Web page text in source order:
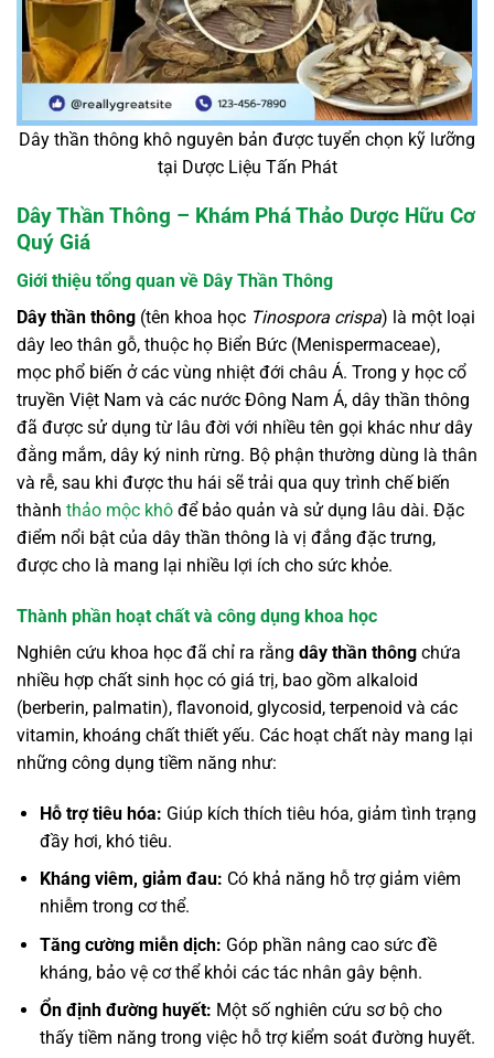
Dây thần thông khô nguyên bản được tuyển chọn kỹ lưỡng
tại Dược Liệu Tấn Phát
Dây Thần Thông – Khám Phá Thảo Dược Hữu Cơ
Quý Giá
Giới thiệu tổng quan về Dây Thần Thông
Dây thần thông (tên khoa học Tinospora crispa) là một loại
dây leo thân gỗ, thuộc họ Biển Bức (Menispermaceae),
mọc phổ biến ở các vùng nhiệt đới châu Á. Trong y học cổ
truyền Việt Nam và các nước Đông Nam Á, dây thần thông
đã được sử dụng từ lâu đời với nhiều tên gọi khác như dây
đằng mắm, dây ký ninh rừng. Bộ phận thường dùng là thân
và rễ, sau khi được thu hái sẽ trải qua quy trình chế biến
thành thảo mộc khô để bảo quản và sử dụng lâu dài. Đặc
điểm nổi bật của dây thần thông là vị đắng đặc trưng,
được cho là mang lại nhiều lợi ích cho sức khỏe.
Thành phần hoạt chất và công dụng khoa học
Nghiên cứu khoa học đã chỉ ra rằng dây thần thông chứa
nhiều hợp chất sinh học có giá trị, bao gồm alkaloid
(berberin, palmatin), flavonoid, glycosid, terpenoid và các
vitamin, khoáng chất thiết yếu. Các hoạt chất này mang lại
những công dụng tiềm năng như:
Hỗ trợ tiêu hóa: Giúp kích thích tiêu hóa, giảm tình trạng
đầy hơi, khó tiêu.
Kháng viêm, giảm đau: Có khả năng hỗ trợ giảm viêm
nhiễm trong cơ thể.
Tăng cường miễn dịch: Góp phần nâng cao sức đề
kháng, bảo vệ cơ thể khỏi các tác nhân gây bệnh.
Ổn định đường huyết: Một số nghiên cứu sơ bộ cho
thấy tiềm năng trong việc hỗ trợ kiểm soát đường huyết.